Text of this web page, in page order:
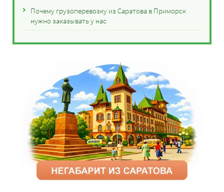
Почему грузоперевозку из Саратова в Приморск
нужно заказывать у нас